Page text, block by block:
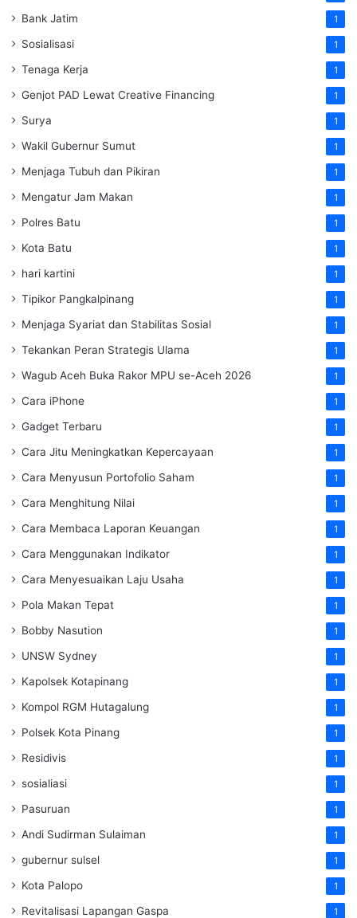
Bank Jatim 1
Sosialisasi 1
Tenaga Kerja 1
Genjot PAD Lewat Creative Financing 1
Surya 1
Wakil Gubernur Sumut 1
Menjaga Tubuh dan Pikiran 1
Mengatur Jam Makan 1
Polres Batu 1
Kota Batu 1
hari kartini 1
Tipikor Pangkalpinang 1
Menjaga Syariat dan Stabilitas Sosial 1
Tekankan Peran Strategis Ulama 1
Wagub Aceh Buka Rakor MPU se-Aceh 2026 1
Cara iPhone 1
Gadget Terbaru 1
Cara Jitu Meningkatkan Kepercayaan 1
Cara Menyusun Portofolio Saham 1
Cara Menghitung Nilai 1
Cara Membaca Laporan Keuangan 1
Cara Menggunakan Indikator 1
Cara Menyesuaikan Laju Usaha 1
Pola Makan Tepat 1
Bobby Nasution 1
UNSW Sydney 1
Kapolsek Kotapinang 1
Kompol RGM Hutagalung 1
Polsek Kota Pinang 1
Residivis 1
sosialiasi 1
Pasuruan 1
Andi Sudirman Sulaiman 1
gubernur sulsel 1
Kota Palopo 1
Revitalisasi Lapangan Gaspa 1